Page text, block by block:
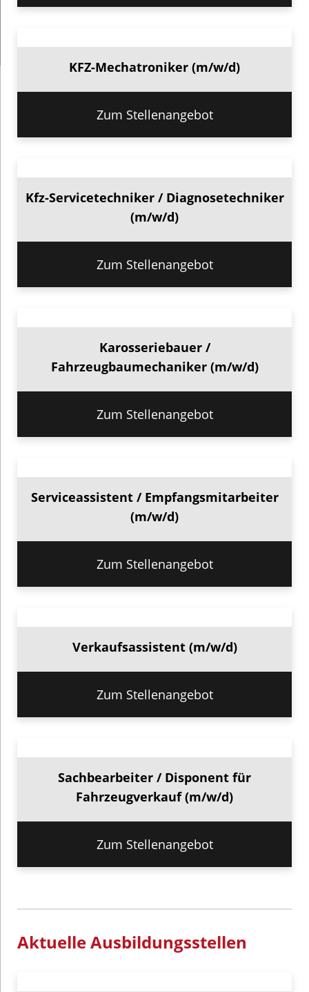
KFZ-Mechatroniker (m/w/d)
Zum Stellenangebot
Kfz-Servicetechniker / Diagnosetechniker
(m/w/d)
Zum Stellenangebot
Karosseriebauer /
Fahrzeugbaumechaniker (m/w/d)
Zum Stellenangebot
Serviceassistent / Empfangsmitarbeiter
(m/w/d)
Zum Stellenangebot
Verkaufsassistent (m/w/d)
Zum Stellenangebot
Sachbearbeiter / Disponent für
Fahrzeugverkauf (m/w/d)
Zum Stellenangebot
Aktuelle Ausbildungsstellen